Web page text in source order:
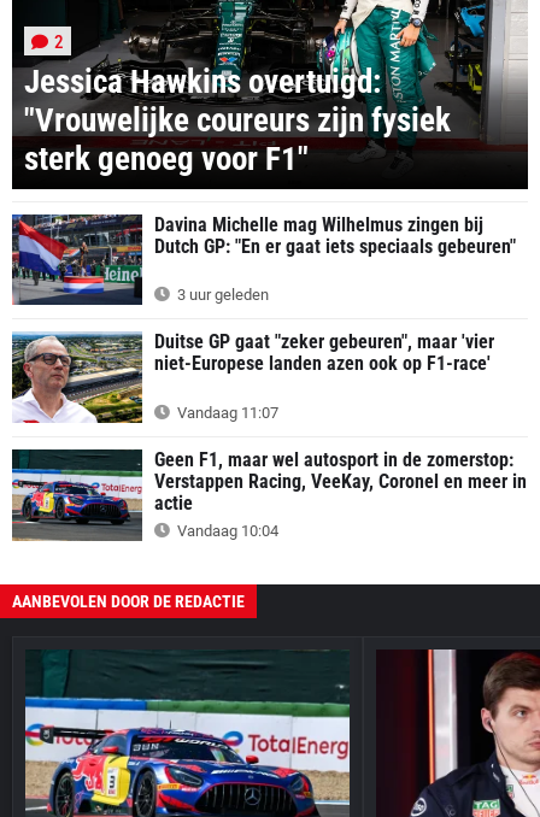
Jessica Hawkins overtuigd:
"Vrouwelijke coureurs zijn fysiek
sterk genoeg voor F1"
2
Davina Michelle mag Wilhelmus zingen bij
Dutch GP: "En er gaat iets speciaals gebeuren"
3 uur geleden
Duitse GP gaat "zeker gebeuren", maar 'vier
niet-Europese landen azen ook op F1-race'
Vandaag 11:07
Geen F1, maar wel autosport in de zomerstop:
Verstappen Racing, VeeKay, Coronel en meer in
actie
Vandaag 10:04
AANBEVOLEN DOOR DE REDACTIE